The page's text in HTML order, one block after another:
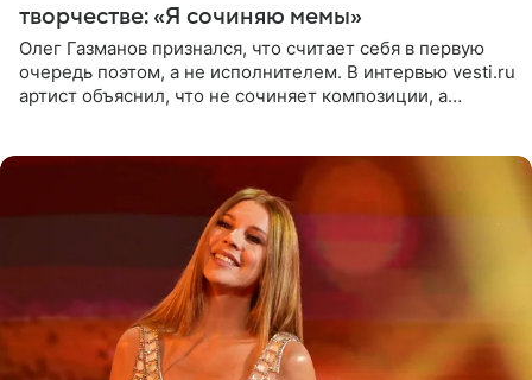
творчестве: «Я сочиняю мемы»
Олег Газманов признался, что считает себя в первую
очередь поэтом, а не исполнителем. В интервью vesti.ru
артист объяснил, что не сочиняет композиции, а